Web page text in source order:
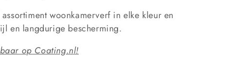
woonkamerverf in elke kleur en
en langdurige bescherming.
op Coating.nl!